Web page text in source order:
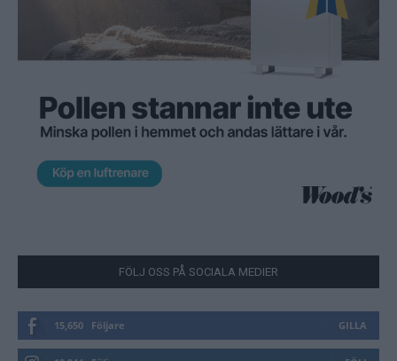
FÖLJ OSS PÅ SOCIALA MEDIER
15,650 Följare GILLA